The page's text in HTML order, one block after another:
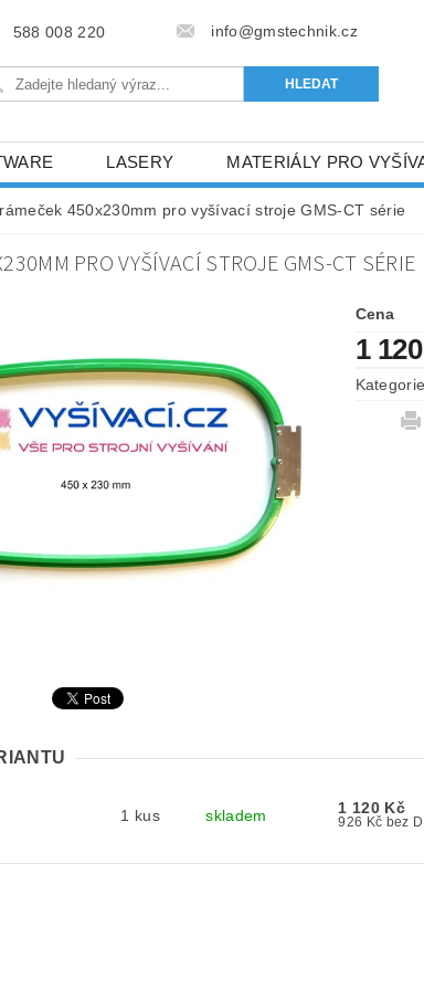
588 008 220 info@gmstechnik.cz
LASERY MATERIÁLY PRO
BAREVNICE A KATALOGY
5.2024
rámeček 450x230mm pro vyšívací stroje GMS-CT série
PRO VYŠÍVACÍ STROJE GMS-CT SÉRIE
Cena
1
Kategorie
1 kus skladem 1 120 Kč
926 Kč